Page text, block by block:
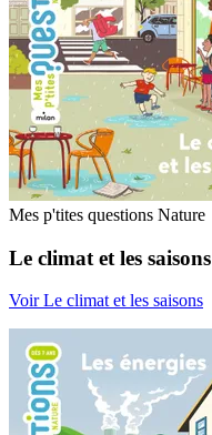
Mes p'tites questions Nature
Le climat et les saisons
Voir Le climat et les saisons